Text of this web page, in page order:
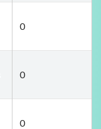
0
0
0